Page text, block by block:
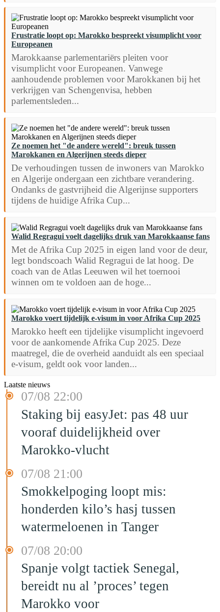
Frustratie loopt op: Marokko bespreekt visumplicht voor
Europeanen
Marokkaanse parlementariërs pleiten voor
visumplicht voor Europeanen. Vanwege
aanhoudende problemen voor Marokkanen bij het
verkrijgen van Schengenvisa, hebben
parlementsleden...
Ze noemen het "de andere wereld": breuk tussen
Marokkanen en Algerijnen steeds dieper
De verhoudingen tussen de inwoners van Marokko
en Algerije ondergaan een zichtbare verandering.
Ondanks de gastvrijheid die Algerijnse supporters
tijdens de huidige Afrika Cup...
Walid Regragui voelt dagelijks druk van Marokkaanse fans
Met de Afrika Cup 2025 in eigen land voor de deur,
legt bondscoach Walid Regragui de lat hoog. De
coach van de Atlas Leeuwen wil het toernooi
winnen om te voldoen aan de hoge...
Marokko voert tijdelijk e-visum in voor Afrika Cup 2025
Marokko heeft een tijdelijke visumplicht ingevoerd
voor de aankomende Afrika Cup 2025. Deze
maatregel, die de overheid aanduidt als een speciaal
e-visum, geldt ook voor landen...
Laatste nieuws
07/08 22:00
Staking bij easyJet: pas 48 uur
vooraf duidelijkheid over
Marokko-vlucht
07/08 21:00
Smokkelpoging loopt mis:
honderden kilo’s hasj tussen
watermeloenen in Tanger
07/08 20:00
Spanje volgt tactiek Senegal,
bereidt nu al ’proces’ tegen
Marokko voor